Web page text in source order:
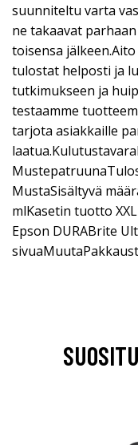
suunniteltu varta
ne takaavat
toisensa
tulostat helposti ja
tutkimukseen ja
testaamme
tarjota asiakkaille
MustaSisältyvä
mlKasetin tuotto
Epson DURABrite